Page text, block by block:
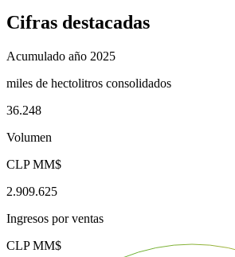
Cifras destacadas
Acumulado año 2025
miles de hectolitros consolidados
36.248
Volumen
CLP MM$
2.909.625
Ingresos por ventas
CLP MM$